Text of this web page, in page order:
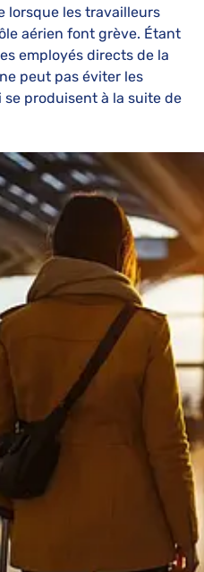
lorsque les travailleurs
aérien font grève. Étant
employés directs de la
peut pas éviter les
produisent à la suite de